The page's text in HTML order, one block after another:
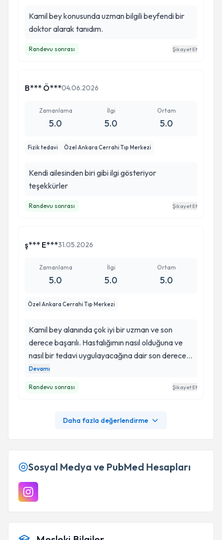
Kamil bey konusunda uzman bilgili beyfendi bir
doktor alarak tanıdım.
Randevu sonrası Şikayet Et
B*** Ö***04.06.2026
Zamanlama
5.0
İlgi
5.0
Ortam
5.0
Fizik tedavi Özel Ankara Cerrahi Tıp Merkezi
Kendi ailesinden biri gibi ilgi gösteriyor
teşekkürler
Randevu sonrası Şikayet Et
ş*** E***31.05.2026
Zamanlama
5.0
İlgi
5.0
Ortam
5.0
Özel Ankara Cerrahi Tıp Merkezi
Kamil bey alanında çok iyi bir uzman ve son
derece başarılı. Hastalığımın nasıl olduğuna ve
nasıl bir tedavi uygulayacağına dair son derece
anlaşılır bir şekilde beni aydınlatıyor. Kişiliği,
şimdiden iyileşmeye başladım. Kendisine
Devamı
Randevu sonrası Şikayet Et
Daha fazla değerlendirme
Sosyal Medya ve PubMed Hesapları